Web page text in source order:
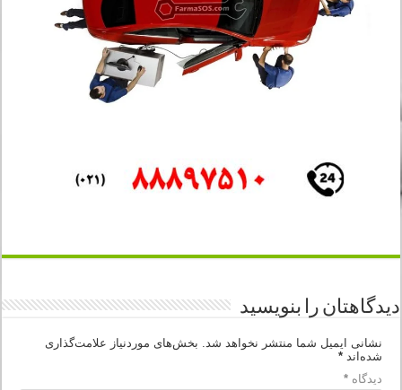
دیدگاهتان را بنویسید
نشانی ایمیل شما منتشر نخواهد شد. بخش‌های موردنیاز علامت‌گذاری
شده‌اند*
دیدگاه*